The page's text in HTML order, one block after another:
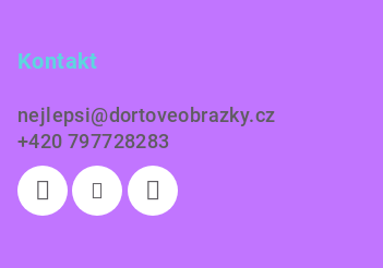
Kontakt
nejlepsi@dortoveobrazky.cz
+420 797728283